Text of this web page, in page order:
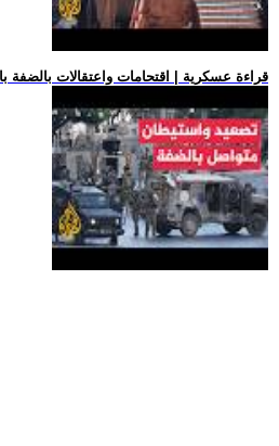
.. قراءة عسكرية | اقتحامات واعتقالات بالضفة